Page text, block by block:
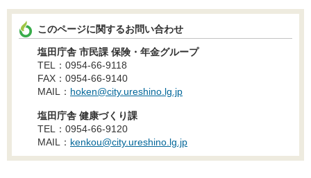
このページに関するお問い合わせ
塩田庁舎 市民課 保険・年金グループ
TEL：0954-66-9118
FAX：0954-66-9140
MAIL： hoken@city.ureshino.lg.jp
塩田庁舎 健康づくり課
TEL：0954-66-9120
MAIL： kenkou@city.ureshino.lg.jp